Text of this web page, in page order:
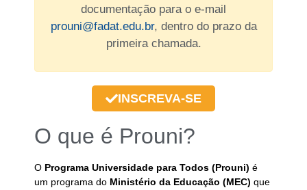
documentação para o e-mail
prouni@fadat.edu.br, dentro do prazo da
primeira chamada.
INSCREVA-SE
O que é Prouni?
O Programa Universidade para Todos (Prouni) é
um programa do Ministério da Educação (MEC) que